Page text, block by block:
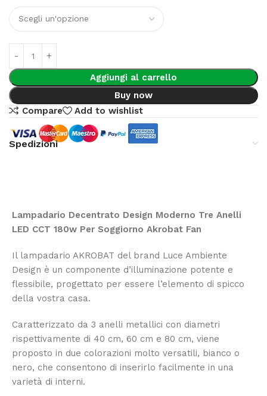
Aggiungi al carrello
Buy now
Compare
Add to wishlist
Spedizioni
Lampadario Decentrato Design Moderno Tre Anelli
LED CCT 180w Per Soggiorno Akrobat Fan
Il lampadario AKROBAT del brand Luce Ambiente
Design è un componente d’illuminazione potente e
flessibile, progettato per essere l’elemento di spicco
della vostra casa.
Caratterizzato da 3 anelli metallici con diametri
rispettivamente di 40 cm, 60 cm e 80 cm, viene
proposto in due colorazioni molto versatili, bianco o
nero, che consentono di inserirlo facilmente in una
varietà di interni.